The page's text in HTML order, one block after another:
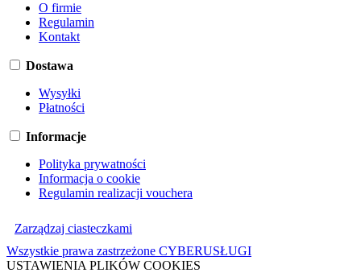
O firmie
Regulamin
Kontakt
Dostawa
Wysyłki
Płatności
Informacje
Polityka prywatności
Informacja o cookie
Regulamin realizacji vouchera
Zarządzaj ciasteczkami
Wszystkie prawa zastrzeżone CYBERUSŁUGI
USTAWIENIA PLIKÓW COOKIES